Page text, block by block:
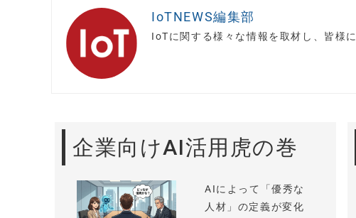
IoTNEWS編集部
IoTに関する様々な情報を取材し、皆様
企業向けAI活用虎の巻
AIによって「優秀な
人材」の定義が変化